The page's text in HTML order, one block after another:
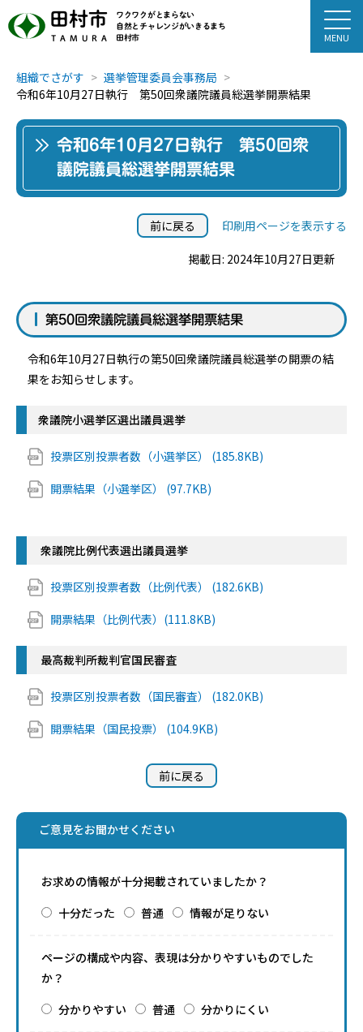
田村市
TAMURA
ワクワクがとまらない
自然とチャレンジがいきるまち
田村市
組織でさがす
選挙管理委員会事務局
令和6年10月27日執行 第50回衆議院議員総選挙開票結果
令和6年10月27日執行 第50回衆
議院議員総選挙開票結果
前に戻る 印刷用ページを表示する
掲載日: 2024年10月27日更新
第50回衆議院議員総選挙開票結果
令和6年10月27日執行の第50回衆議院議員総選挙の開票の結
果をお知らせします。
衆議院小選挙区選出議員選挙
投票区別投票者数（小選挙区） (185.8KB)
開票結果（小選挙区） (97.7KB)
衆議院比例代表選出議員選挙
投票区別投票者数（比例代表） (182.6KB)
開票結果（比例代表）(111.8KB)
最高裁判所裁判官国民審査
投票区別投票者数（国民審査） (182.0KB)
開票結果（国民投票） (104.9KB)
前に戻る
ご意見をお聞かせください
お求めの情報が十分掲載されていましたか？
十分だった
普通 情報が足りない
ページの構成や内容、表現は分かりやすいものでした
か？
分かりやすい
普通 分かりにくい